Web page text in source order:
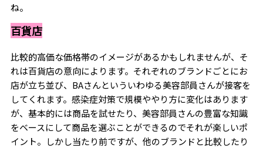
ね。
百貨店
比較的高価な価格帯のイメージがあるかもしれませんが、そ
れは百貨店の意向によります。それぞれのブランドごとにお
店が立ち並び、BAさんといういわゆる美容部員さんが接客を
してくれます。感染症対策で規模ややり方に変化はあります
が、基本的には商品を試せたり、美容部員さんの豊富な知識
をベースにして商品を選ぶことができるのでそれが楽しいポ
イント。しかし当たり前ですが、他のブランドと比較したり